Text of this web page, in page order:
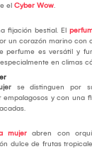
el Cyber Wow.
fijación bestial. El
un corazón marino con
perfume es versátil y
en climas
se distinguen por
empalagosos y con una
mujer abren con
dulce de frutas